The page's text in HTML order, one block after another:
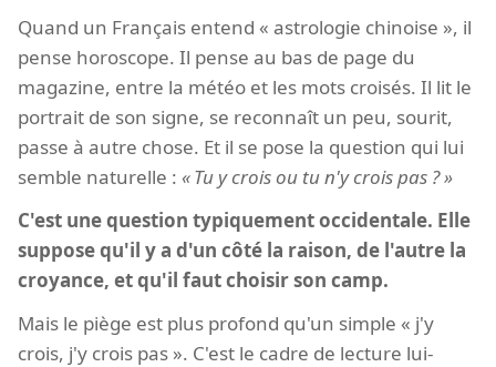
Quand un Français entend « astrologie chinoise », il
pense horoscope. Il pense au bas de page du
magazine, entre la météo et les mots croisés. Il lit le
portrait de son signe, se reconnaît un peu, sourit,
passe à autre chose. Et il se pose la question qui lui
semble naturelle :
Tu y crois ou tu n'y crois pas ?
C'est une question typiquement occidentale. Elle
suppose qu'il y a d'un côté la raison, de l'autre la
croyance, et qu'il faut choisir son camp.
Mais le piège est plus profond qu'un simple « j'y
crois, j'y crois pas ». C'est le cadre de lecture lui-